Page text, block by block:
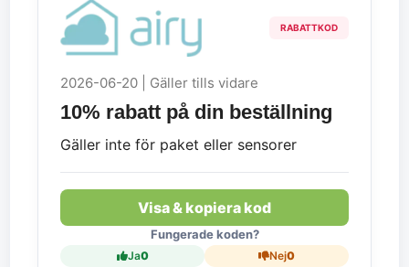
RABATTKOD
2026-06-20 | Gäller tills vidare
10% rabatt på din beställning
Gäller inte för paket eller sensorer
Visa & kopiera kod
Fungerade koden?
Ja0 Nej0